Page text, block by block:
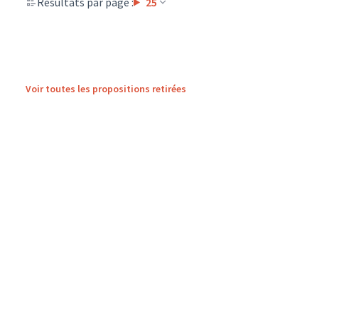
Voir toutes les propositions retirées